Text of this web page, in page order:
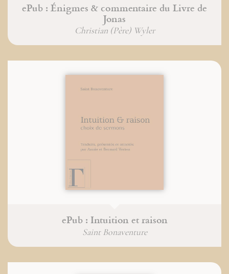
ePub : Énigmes & commentaire du Livre de
Jonas
Christian (Père) Wyler
ePub : Intuition et raison
Saint Bonaventure